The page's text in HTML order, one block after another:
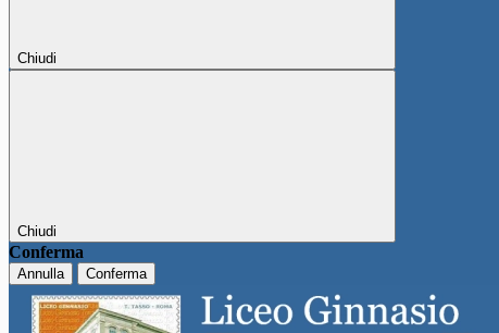
Chiudi
Chiudi
Conferma
Annulla Conferma